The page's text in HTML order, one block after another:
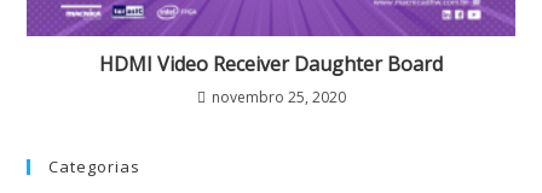
HDMI Video Receiver Daughter Board
novembro 25, 2020
Categorias